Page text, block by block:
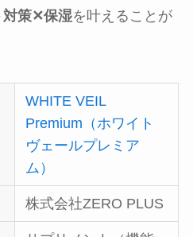
対策✕保湿を叶えることが
WHITE VEIL
Premium（ホワイト
ヴェールプレミア
ム）
株式会社ZERO PLUS